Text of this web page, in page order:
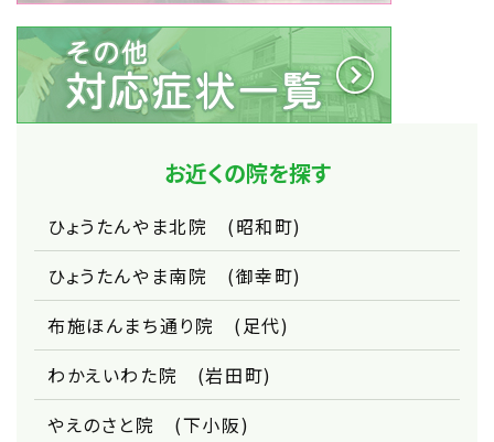
お近くの院を探す
ひょうたんやま北院 (昭和町)
ひょうたんやま南院 (御幸町)
布施ほんまち通り院 (足代)
わかえいわた院 (岩田町)
やえのさと院 (下小阪)